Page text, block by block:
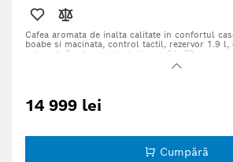
Cafea aromata de inalta calitate in confortul
boabe si macinata, control tactil, rezervor 1.9 l,
automat. Produs original, livrare 24–72 ore.
14 999 lei
Cumpără